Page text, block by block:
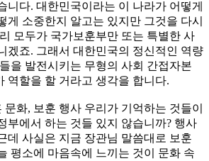
니다. 대한민국이라는 이 나라가 어떻게
게 소중한지 알고는 있지만 그것을 다시
모두가 국가보훈부만 또는 특별한 사
겠죠. 그래서 대한민국의 정신적인 역량
을 발전시키는 무형의 사회 간접자본
역할을 할 거라고 생각을 합니다.
화, 보훈 행사 우리가 기억하는 것들이
부에서 하는 것들 있지 않습니까? 행사
데 사실은 지금 장관님 말씀대로 보훈
평소에 마음속에 느끼는 것이 문화 속